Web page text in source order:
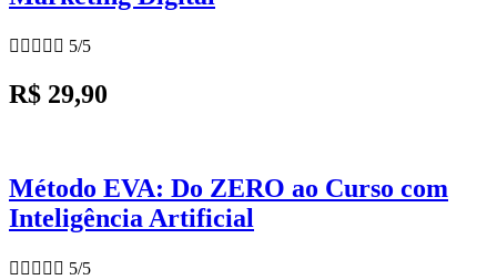
     5/5
R$ 29,90
Método EVA: Do ZERO ao Curso com
Inteligência Artificial
     5/5